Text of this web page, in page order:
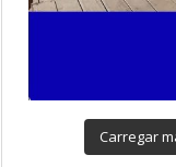
Carregar